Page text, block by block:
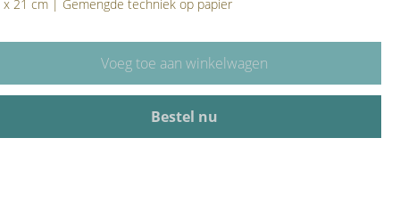
x 21 cm | Gemengde techniek op papier
Voeg toe aan winkelwagen
Bestel nu